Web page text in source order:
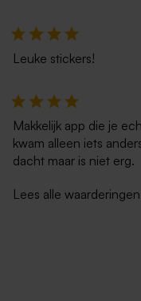
Leuke stickers!
Makkelijk app die je
kwam alleen iets
dacht maar is niet erg.
Lees alle waarderingen